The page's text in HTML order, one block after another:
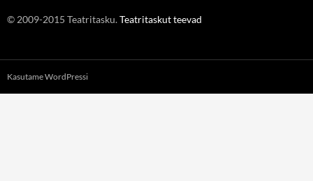
© 2009-2015 Teatritasku.Teatritaskut teevad
Kasutame WordPressi